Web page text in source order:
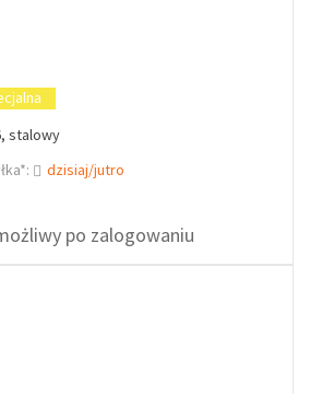
stalowy
dzisiaj/jutro
po zalogowaniu